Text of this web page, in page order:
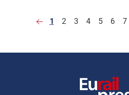
1 2 3 4 5 6 7